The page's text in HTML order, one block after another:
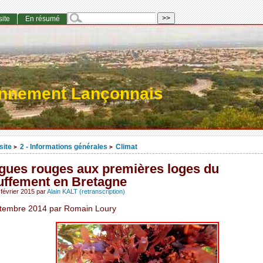
Lançonnais
> 2 - Informations générales > Climat
rouges aux premières loges du
en Bretagne
2015 parAlain KALT (retranscription)
2014 par Romain Loury
En résumé